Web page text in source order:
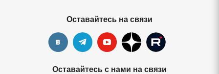
Оставайтесь на связи
Оставайтесь с нами на связи